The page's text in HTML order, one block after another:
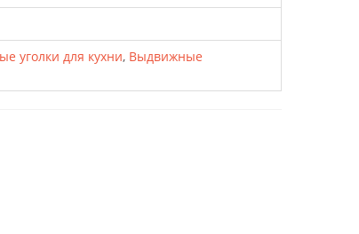
уголки для кухни, Выдвижные